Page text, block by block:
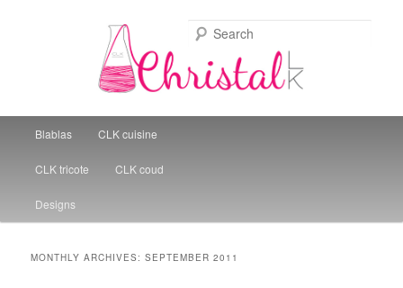
Christal Little Kitchen
Skip to primary content
Skip to secondary content
Blablas CLK cuisine
CLK tricote CLK coud
Designs
MONTHLY ARCHIVES:SEPTEMBER 2011